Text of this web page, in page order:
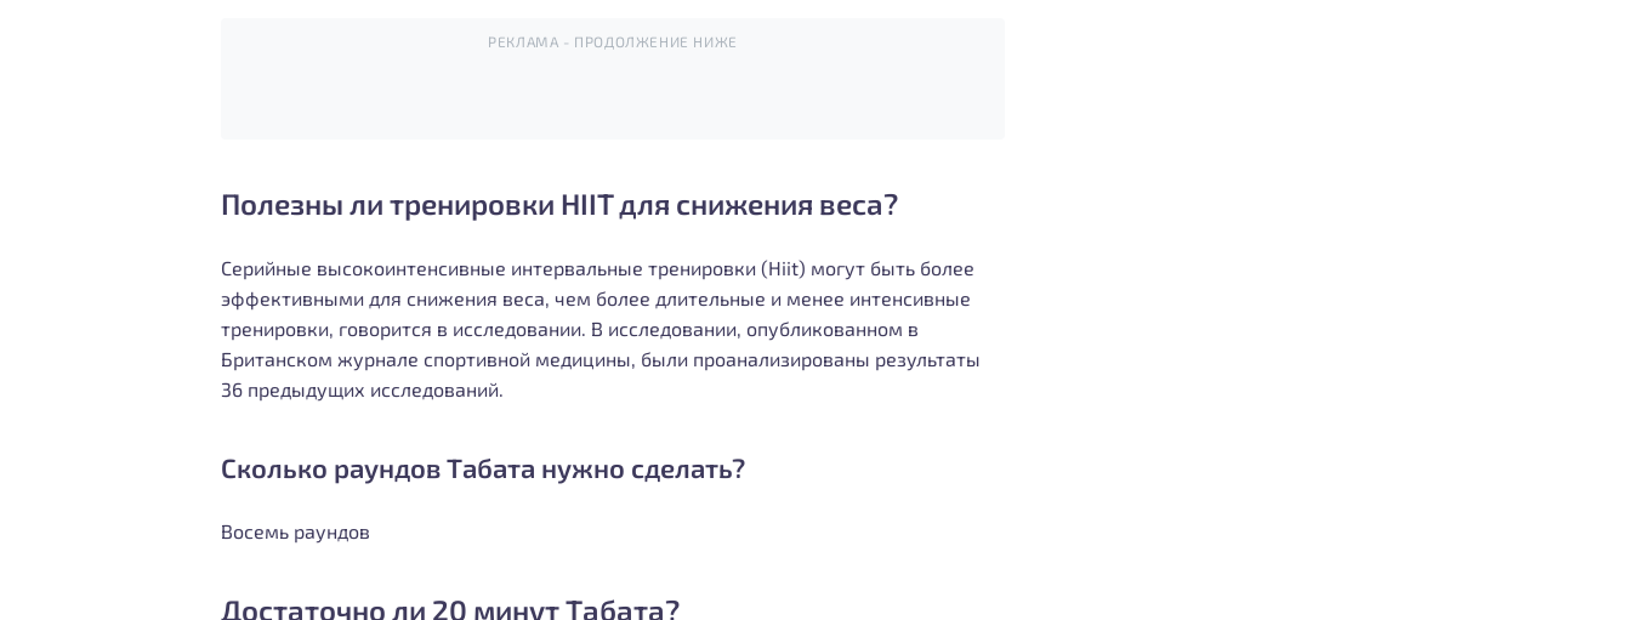
РЕКЛАМА - ПРОДОЛЖЕНИЕ НИЖЕ
Полезны ли тренировки HIIT для снижения веса?
Серийные высокоинтенсивные интервальные тренировки (Hiit) могут быть более
эффективными для снижения веса, чем более длительные и менее интенсивные
тренировки, говорится в исследовании. В исследовании, опубликованном в
Британском журнале спортивной медицины, были проанализированы результаты
36 предыдущих исследований.
Сколько раундов Табата нужно сделать?
Восемь раундов
Достаточно ли 20 минут Табата?